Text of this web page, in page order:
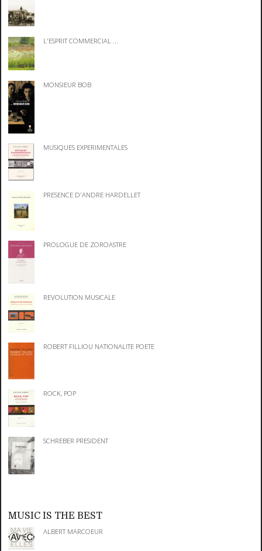
L'ESPRIT COMMERCIAL ...
MONSIEUR BOB
MUSIQUES EXPERIMENTALES
PRESENCE D'ANDRE HARDELLET
PROLOGUE DE ZOROASTRE
REVOLUTION MUSICALE
ROBERT FILLIOU NATIONALITE POETE
ROCK, POP
SCHREBER PRESIDENT
MUSIC IS THE BEST
ALBERT MARCOEUR